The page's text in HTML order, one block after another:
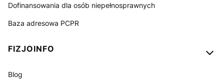
Dofinansowania dla osób niepełnosprawnych
Baza adresowa PCPR
FIZJOINFO
Blog